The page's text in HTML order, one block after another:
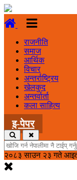
राजनीति
समाज
आर्थिक
विचार
अन्तर्राष्ट्रिय
खेलकुद
अन्तर्वार्ता
कला साहित्य
इ-पेपर
२०८३ साउन २३ गते